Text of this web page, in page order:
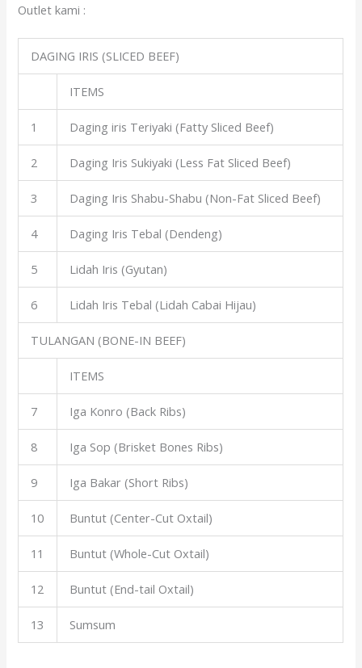
Outlet kami :
DAGING IRIS (SLICED BEEF)
ITEMS
1 Daging iris Teriyaki (Fatty Sliced Beef)
2 Daging Iris Sukiyaki (Less Fat Sliced Beef)
3 Daging Iris Shabu-Shabu (Non-Fat Sliced Beef)
4 Daging Iris Tebal (Dendeng)
5 Lidah Iris (Gyutan)
6 Lidah Iris Tebal (Lidah Cabai Hijau)
TULANGAN (BONE-IN BEEF)
ITEMS
7 Iga Konro (Back Ribs)
8 Iga Sop (Brisket Bones Ribs)
9 Iga Bakar (Short Ribs)
10 Buntut (Center-Cut Oxtail)
11 Buntut (Whole-Cut Oxtail)
12 Buntut (End-tail Oxtail)
13 Sumsum